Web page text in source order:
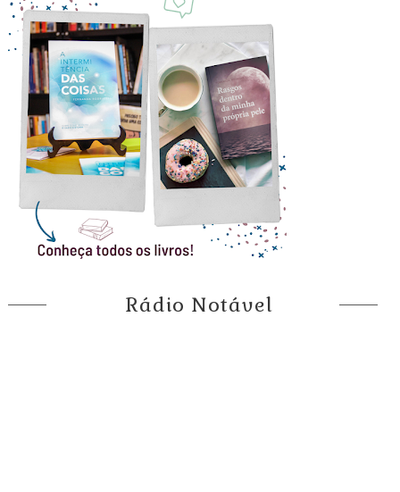
Rádio Notável